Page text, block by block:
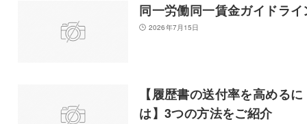
同一労働同一賃金ガイドライ
2026年7月15日
【履歴書の送付率を高めるに
は】3つの方法をご紹介